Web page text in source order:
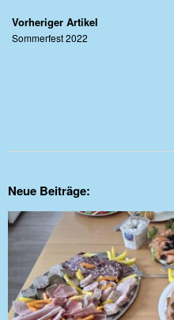
Vorheriger Artikel
Sommerfest 2022
Neue Beiträge: